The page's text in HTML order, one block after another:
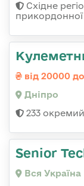
Східне
від 20000
Дніпро
233
Senior
Вся Україна